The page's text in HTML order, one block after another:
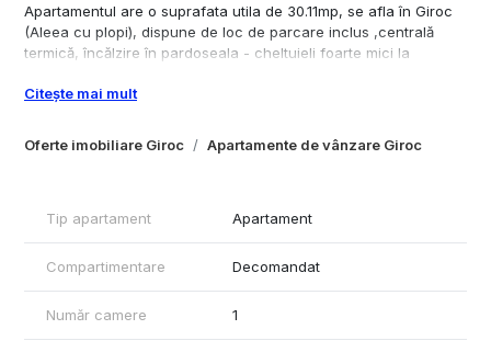
Oferte imobiliare Giroc Apartamente de vânzare Giroc
Apartamentul are o suprafata utila de 30.11mp, se afla în Giroc
(Aleea cu plopi), dispune de loc de parcare inclus ,centrală
termică, încălzire în pardoseala - cheltuieli foarte mici la
Citește mai mult
Tip apartament Apartament
Compartimentare Decomandat
Număr camere 1